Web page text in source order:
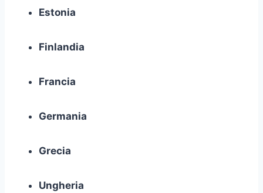
Estonia
Finlandia
Francia
Germania
Grecia
Ungheria